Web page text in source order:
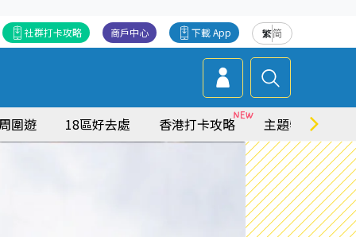
繁简
下載 App
商戶中心
社群打卡攻略
圍遊 18區好去處 香港打卡攻略 主題特集